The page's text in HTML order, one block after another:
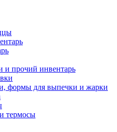
и прочий инвентарь
формы для выпечки и жарки
термосы